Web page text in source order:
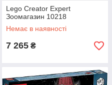
Lego Creator Expert
Зоомагазин 10218
Немає в наявності
7 265 ₴